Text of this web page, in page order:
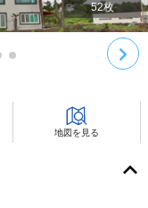
52枚
地図を見る